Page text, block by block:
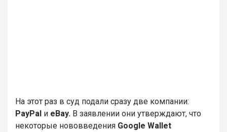
На этот раз в суд подали сразу две компании:
PayPal и eBay. В заявлении они утверждают, что
некоторые нововведения Google Wallet